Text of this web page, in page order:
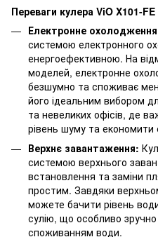
Переваги кулера ViO X101-FE
Електронне
системою електронного
енергоефективною. На
моделей, електронне
безшумно та споживає
його ідеальним вибором
та невеликих офісів, де
рівень шуму та економити
Верхнє завантаження:
системою верхнього
встановлення та заміни
простим. Завдяки
можете бачити рівень
сулію, що особливо
споживанням води.